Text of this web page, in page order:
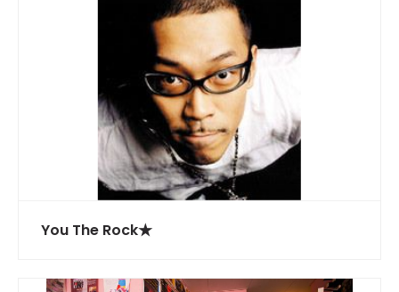
You The Rock★